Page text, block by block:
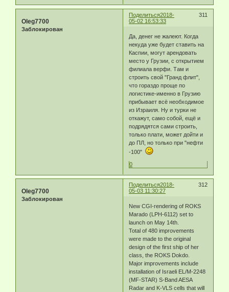
Поделиться 311
2018-
05-02 16:53:33
Oleg7700
Заблокирован
Да, денег не жалеют. Когда
некуда уже будет ставить на
Каспии, могут арендовать
место у Грузии, с открытием
филиала верфи. Там и
строить свой "Гранд флит",
что гораздо проще по
логистике-именно в Грузию
прибывает всё необходимое
из Израиля. Ну и турки не
откажут, само собой, ещё и
подрядятся сами строить,
только плати, может дойти и
до ПЛ, но только при "нефти
-100"
0
Поделиться 312
2018-
05-03 11:30:27
Oleg7700
Заблокирован
New CGI-rendering of ROKS
Marado (LPH-6112) set to
launch on May 14th.
Total of 480 improvements
were made to the original
design of the first ship of her
class, the ROKS Dokdo.
Major improvements include
installation of Israeli EL/M-2248
(MF-STAR) S-Band AESA
Radar and K-VLS cells that will